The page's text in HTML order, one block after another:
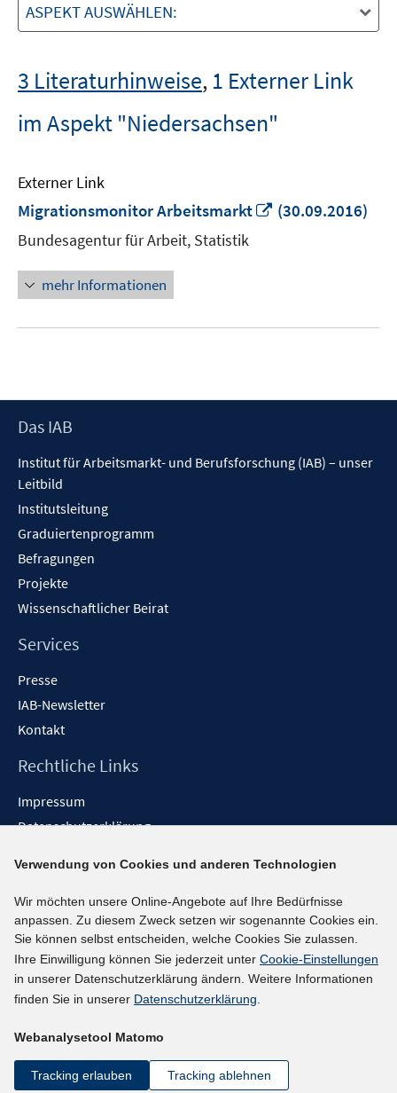
ASPEKT AUSWÄHLEN:
3 Literaturhinweise, 1 Externer Link
im Aspekt "Niedersachsen"
Externer Link
Migrationsmonitor Arbeitsmarkt
In
(30.09.2016)
Bundesagentur für Arbeit, Statistik
mehr Informationen
Footer
Das IAB
Institut für Arbeitsmarkt- und Berufsforschung (IAB) – unser
Leitbild
Institutsleitung
Graduiertenprogramm
Befragungen
Projekte
Wissenschaftlicher Beirat
Services
Presse
IAB-Newsletter
Kontakt
Rechtliche Links
Impressum
Datenschutzerklärung
Barrieren melden
Social-Media-Kanäle
BlueSky
YouTube
LinkedIn
kununu
Netiquette
Verwendung von Cookies und anderen Technologien
Wir möchten unsere Online-Angebote auf Ihre Bedürfnisse
anpassen. Zu diesem Zweck setzen wir sogenannte Cookies ein.
Sie können selbst entscheiden, welche Cookies Sie zulassen.
Ihre Einwilligung können Sie jederzeit unter Cookie-Einstellungen
in unserer Datenschutzerklärung ändern. Weitere Informationen
finden Sie in unserer Datenschutzerklärung.
Webanalysetool Matomo
Tracking erlauben Tracking ablehnen